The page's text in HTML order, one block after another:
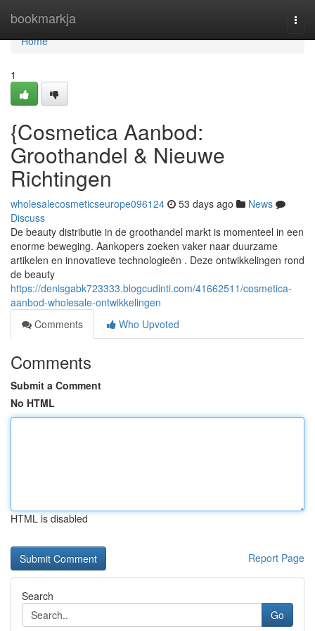
bookmarkja
Home
Home
1
{Cosmetica Aanbod:
Groothandel & Nieuwe
Richtingen
wholesalecosmeticseurope096124 53 days ago
News
Discuss
De beauty distributie in de groothandel markt is momenteel in een
enorme beweging. Aankopers zoeken vaker naar duurzame
artikelen en innovatieve technologieën . Deze ontwikkelingen rond
de beauty
https://denisgabk723333.blogcudinti.com/41662511/cosmetica-
aanbod-wholesale-ontwikkelingen
Comments
Who Upvoted
Comments
Submit a Comment
No HTML
HTML is disabled
Report Page
Search
Go